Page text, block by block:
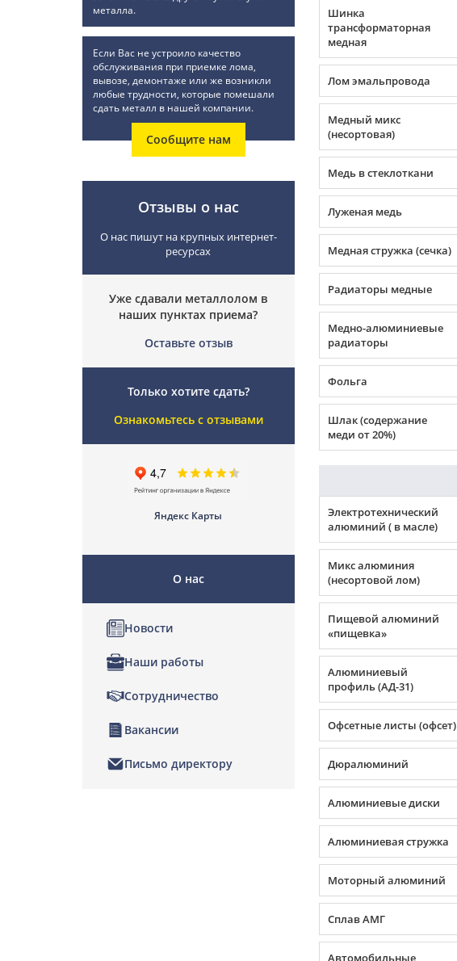
Шинка
трансформаторная
медная
Лом эмальпровода
Медный микс
(несортовая)
Медь в стеклоткани
Луженая медь
Медная стружка (сечка)
Радиаторы медные
Медно-алюминиевые
радиаторы
Фольга
Шлак (содержание
меди от 20%)
Электротехнический
алюминий ( в масле)
Микс алюминия
(несортовой лом)
Пищевой алюминий
«пищевка»
Алюминиевый
профиль (АД-31)
Офсетные листы (офсет)
Дюралюминий
Алюминиевые диски
Алюминиевая стружка
Моторный алюминий
Сплав АМГ
Автомобильные
металла.
Если Вас не устроило качество
обслуживания при приемке лома,
вывозе, демонтаже или же возникли
любые трудности, которые помешали
сдать металл в нашей компании.
Сообщите нам
Отзывы о нас
О нас пишут на крупных интернет-
ресурсах
Уже сдавали металлолом в
наших пунктах приема?
Оставьте отзыв
Только хотите сдать?
Ознакомьтесь с отзывами
Яндекс Карты
О нас
Новости
Наши работы
Сотрудничество
Вакансии
Письмо директору